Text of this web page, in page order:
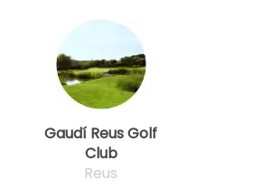
Gaudí Reus Golf
Club
Reus